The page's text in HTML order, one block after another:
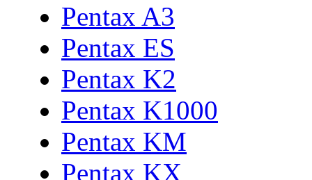
Pentax A3
Pentax ES
Pentax K2
Pentax K1000
Pentax KM
Pentax KX